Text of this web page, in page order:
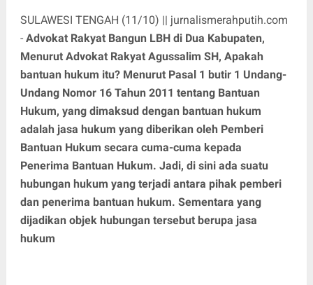
SULAWESI TENGAH (11/10) || jurnalismerahputih.com
- Advokat Rakyat Bangun LBH di Dua Kabupaten,
Menurut Advokat Rakyat Agussalim SH, Apakah
bantuan hukum itu? Menurut Pasal 1 butir 1 Undang-
Undang Nomor 16 Tahun 2011 tentang Bantuan
Hukum, yang dimaksud dengan bantuan hukum
adalah jasa hukum yang diberikan oleh Pemberi
Bantuan Hukum secara cuma-cuma kepada
Penerima Bantuan Hukum. Jadi, di sini ada suatu
hubungan hukum yang terjadi antara pihak pemberi
dan penerima bantuan hukum. Sementara yang
dijadikan objek hubungan tersebut berupa jasa
hukum